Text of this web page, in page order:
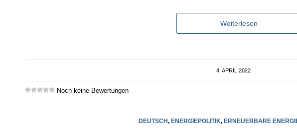
Weiterlesen
4. APRIL 2022
/
Noch keine Bewertungen
DEUTSCH, ENERGIEPOLITIK, ERNEUERBARE